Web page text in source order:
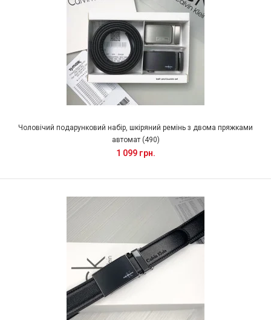
Чоловічий подарунковий набір, шкіряний ремінь з двома пряжками
автомат (490)
1 099 грн.